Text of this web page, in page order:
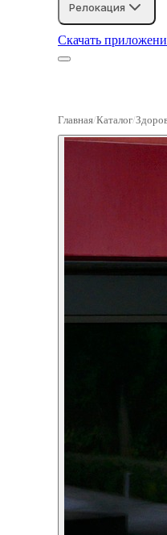
Релокация
Скачать
Главная Каталог